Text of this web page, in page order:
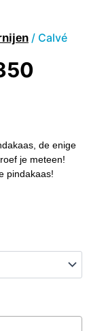
/ Calvé
de enige
je meteen!
pindakaas!